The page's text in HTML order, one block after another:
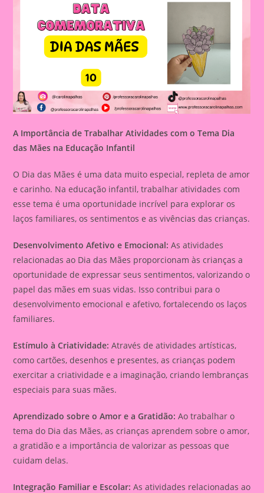
A Importância de Trabalhar Atividades com o Tema Dia
das Mães na Educação Infantil
O Dia das Mães é uma data muito especial, repleta de amor
e carinho. Na educação infantil, trabalhar atividades com
esse tema é uma oportunidade incrível para explorar os
laços familiares, os sentimentos e as vivências das crianças.
Desenvolvimento Afetivo e Emocional: As atividades
relacionadas ao Dia das Mães proporcionam às crianças a
oportunidade de expressar seus sentimentos, valorizando o
papel das mães em suas vidas. Isso contribui para o
desenvolvimento emocional e afetivo, fortalecendo os laços
familiares.
Estímulo à Criatividade: Através de atividades artísticas,
como cartões, desenhos e presentes, as crianças podem
exercitar a criatividade e a imaginação, criando lembranças
especiais para suas mães.
Aprendizado sobre o Amor e a Gratidão: Ao trabalhar o
tema do Dia das Mães, as crianças aprendem sobre o amor,
a gratidão e a importância de valorizar as pessoas que
cuidam delas.
Integração Familiar e Escolar: As atividades relacionadas ao